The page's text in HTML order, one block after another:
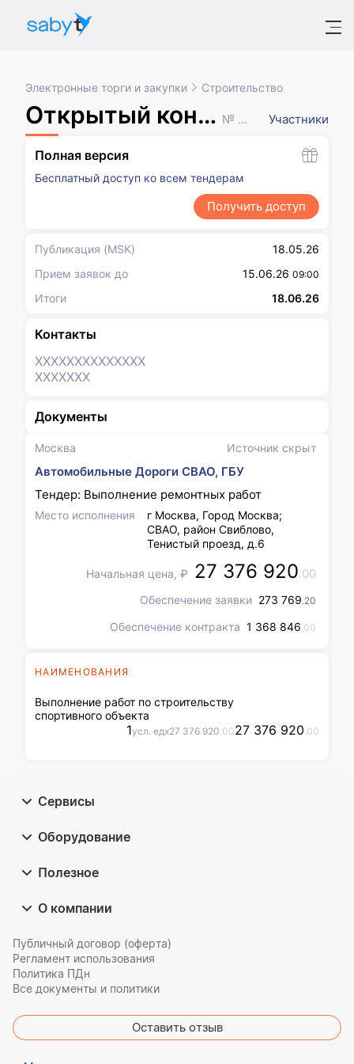
Электронные торги и закупки Строительство
Открытый конкурс в электронной форме № XXXXXXX Участники
Москва Источник скрыт
Автомобильные Дороги СВАО, ГБУ
Тендер: Выполнение ремонтных работ
Место исполнения
г Москва, Город Москва;
СВАО, район Свиблово,
Тенистый проезд, д.6
Начальная цена, ₽ 27 376 920.00
Обеспечение заявки 273 769.20
Обеспечение контракта 1 368 846.00
НАИМЕНОВАНИЯ
Выполнение работ по строительству
спортивного объекта
1усл. едx27 376 920.0027 376 920.00
Полная версия
Бесплатный доступ ко всем тендерам
Получить доступ
Публикация (MSK)
18.05.26
Прием заявок до
15.06.26 09:00
Итоги 18.06.26
Контакты
XXXXXXXXXXXXXX
XXXXXXX
Документы
Сервисы
Оборудование
Полезное
О компании
Публичный договор (оферта)
Регламент использования
Политика ПДн
Все документы и политики
Оставить отзыв